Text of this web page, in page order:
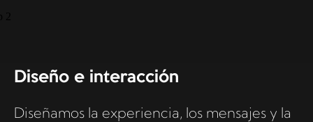
Diseño e interacción
Diseñamos la experiencia, los mensajes y la